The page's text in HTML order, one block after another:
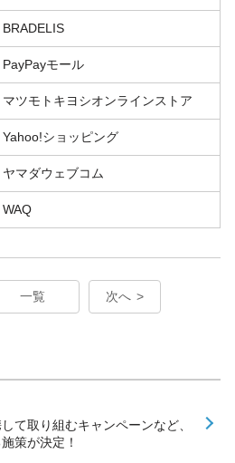
BRADELIS
PayPayモール
マツモトキヨシオンラインストア
Yahoo!ショッピング
ヤマダウェブコム
WAQ
一覧 次へ
て取り組むキャンペーンなど、
策が決定！